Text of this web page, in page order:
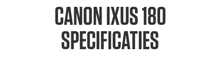
CANON IXUS 180
SPECIFICATIES